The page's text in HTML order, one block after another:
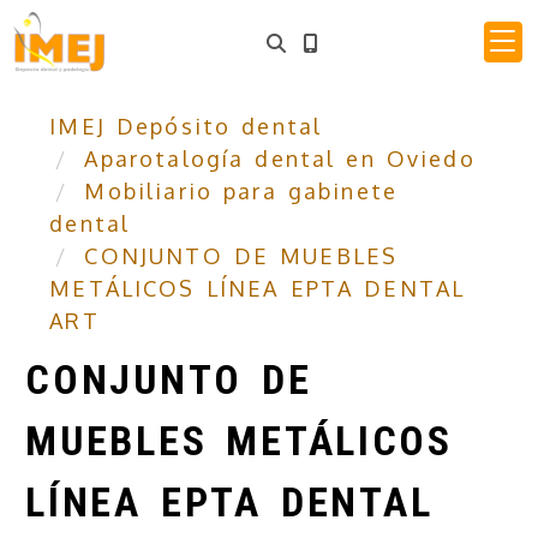
IMEJ Depósito dental
Aparotalogía dental en Oviedo
Mobiliario para gabinete
dental
CONJUNTO DE MUEBLES
METÁLICOS LÍNEA EPTA DENTAL
ART
CONJUNTO DE
MUEBLES METÁLICOS
LÍNEA EPTA DENTAL